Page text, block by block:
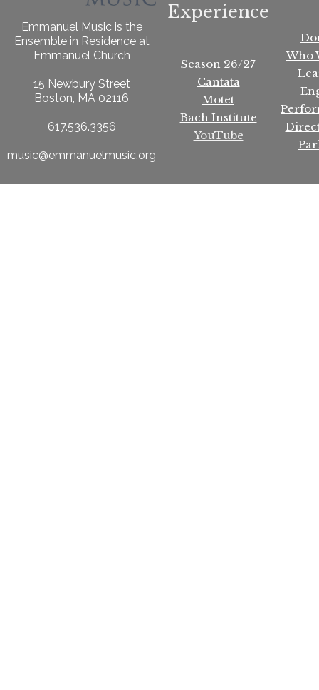
Emmanuel Music is the
Ensemble in Residence at
Emmanuel Church
15 Newbury Street
Boston, MA 02116
617.536.3356
music@emmanuelmusic.org
Experience
Season 26/27
Cantata
Motet
Bach Institute
YouTube
Who